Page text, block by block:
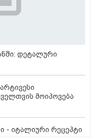
დეტალური
მოიპოვება
- იტალიური რეცეპტი